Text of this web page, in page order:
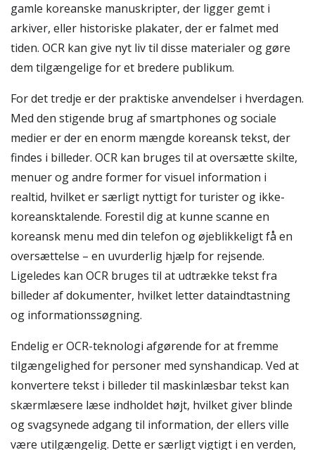
gamle koreanske manuskripter, der ligger gemt i
arkiver, eller historiske plakater, der er falmet med
tiden. OCR kan give nyt liv til disse materialer og gøre
dem tilgængelige for et bredere publikum.
For det tredje er der praktiske anvendelser i hverdagen.
Med den stigende brug af smartphones og sociale
medier er der en enorm mængde koreansk tekst, der
findes i billeder. OCR kan bruges til at oversætte skilte,
menuer og andre former for visuel information i
realtid, hvilket er særligt nyttigt for turister og ikke-
koreansktalende. Forestil dig at kunne scanne en
koreansk menu med din telefon og øjeblikkeligt få en
oversættelse – en uvurderlig hjælp for rejsende.
Ligeledes kan OCR bruges til at udtrække tekst fra
billeder af dokumenter, hvilket letter dataindtastning
og informationssøgning.
Endelig er OCR-teknologi afgørende for at fremme
tilgængelighed for personer med synshandicap. Ved at
konvertere tekst i billeder til maskinlæsbar tekst kan
skærmlæsere læse indholdet højt, hvilket giver blinde
og svagsynede adgang til information, der ellers ville
være utilgængelig. Dette er særligt vigtigt i en verden,